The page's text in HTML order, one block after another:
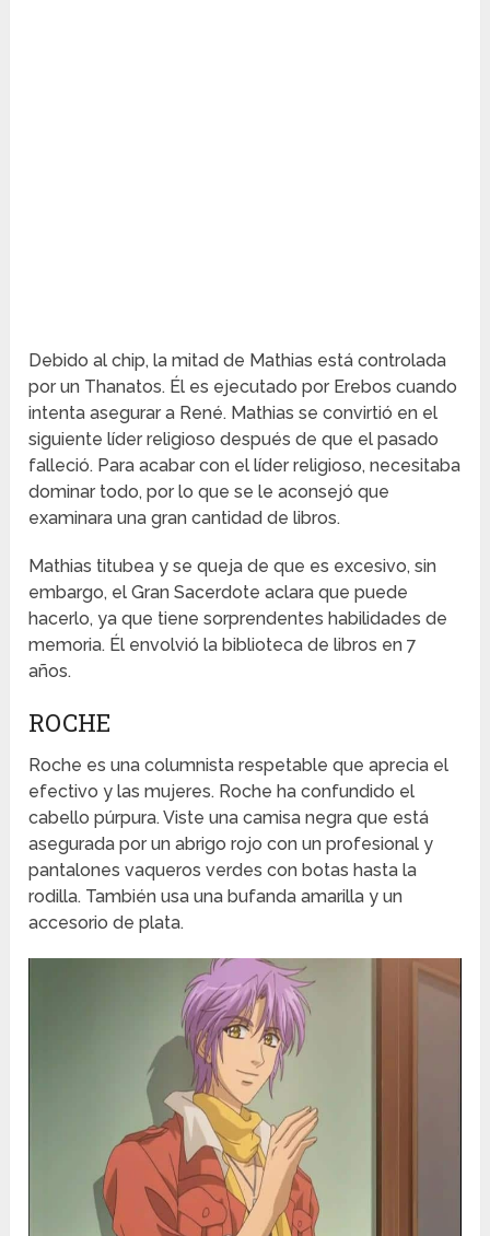
Debido al chip, la mitad de Mathias está controlada
por un Thanatos. Él es ejecutado por Erebos cuando
intenta asegurar a René. Mathias se convirtió en el
siguiente líder religioso después de que el pasado
falleció. Para acabar con el líder religioso, necesitaba
dominar todo, por lo que se le aconsejó que
examinara una gran cantidad de libros.
Mathias titubea y se queja de que es excesivo, sin
embargo, el Gran Sacerdote aclara que puede
hacerlo, ya que tiene sorprendentes habilidades de
memoria. Él envolvió la biblioteca de libros en 7
años.
ROCHE
Roche es una columnista respetable que aprecia el
efectivo y las mujeres. Roche ha confundido el
cabello púrpura. Viste una camisa negra que está
asegurada por un abrigo rojo con un profesional y
pantalones vaqueros verdes con botas hasta la
rodilla. También usa una bufanda amarilla y un
accesorio de plata.